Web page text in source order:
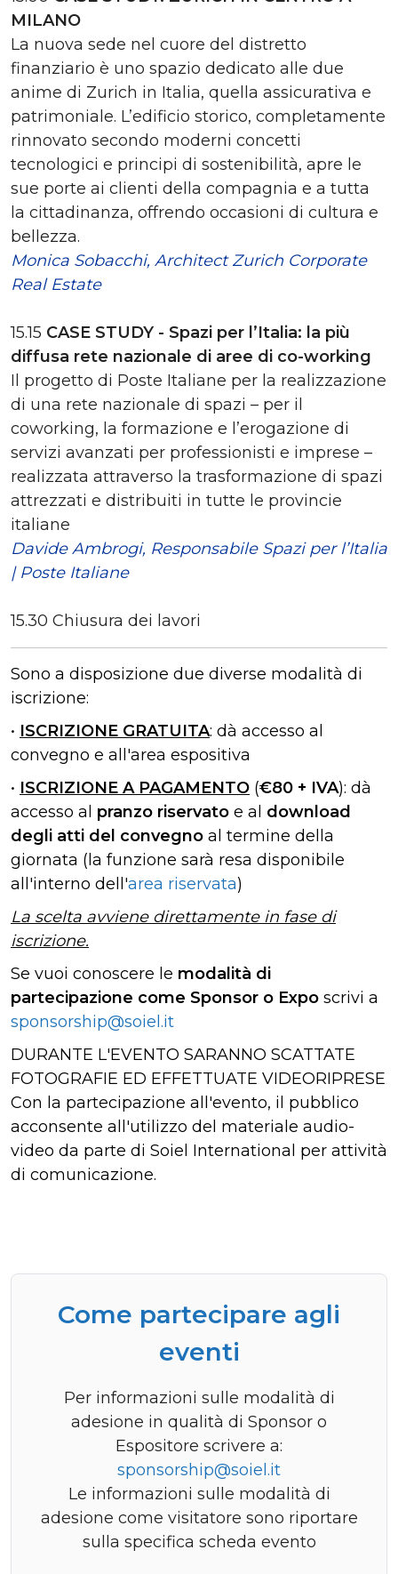
MILANO
La nuova sede nel cuore del distretto
finanziario è uno spazio dedicato alle due
anime di Zurich in Italia, quella assicurativa e
patrimoniale. L’edificio storico, completamente
rinnovato secondo moderni concetti
tecnologici e principi di sostenibilità, apre le
sue porte ai clienti della compagnia e a tutta
la cittadinanza, offrendo occasioni di cultura e
bellezza.
Monica Sobacchi, Architect Zurich Corporate
Real Estate
15.15 CASE STUDY - Spazi per l’Italia: la più
diffusa rete nazionale di aree di co-working
Il progetto di Poste Italiane per la realizzazione
di una rete nazionale di spazi – per il
coworking, la formazione e l’erogazione di
servizi avanzati per professionisti e imprese –
realizzata attraverso la trasformazione di spazi
attrezzati e distribuiti in tutte le provincie
italiane
Davide Ambrogi, Responsabile Spazi per l’Italia
| Poste Italiane
15.30 Chiusura dei lavori
Sono a disposizione due diverse modalità di
iscrizione:
• ISCRIZIONE GRATUITA: dà accesso al
convegno e all'area espositiva
• ISCRIZIONE A PAGAMENTO (€80 + IVA): dà
accesso al pranzo riservato e al download
degli atti del convegno al termine della
giornata (la funzione sarà resa disponibile
all'interno dell'area riservata)
La scelta avviene direttamente in fase di
iscrizione.
Se vuoi conoscere le modalità di
partecipazione come Sponsor o Expo scrivi a
sponsorship@soiel.it
DURANTE L'EVENTO SARANNO SCATTATE
FOTOGRAFIE ED EFFETTUATE VIDEORIPRESE
Con la partecipazione all'evento, il pubblico
acconsente all'utilizzo del materiale audio-
video da parte di Soiel International per attività
di comunicazione.
Come partecipare agli
eventi
Per informazioni sulle modalità di
adesione in qualità di Sponsor o
Espositore scrivere a:
sponsorship@soiel.it
Le informazioni sulle modalità di
adesione come visitatore sono riportare
sulla specifica scheda evento